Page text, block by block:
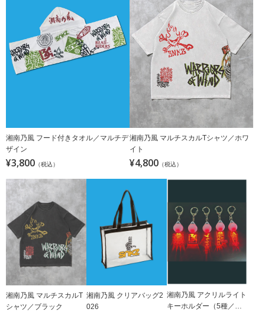
湘南乃風 フード付きタオル／マルチデ
ザイン
¥3,800 （税込）
湘南乃風 マルチスカルTシャツ／ホワ
イト
¥4,800 （税込）
湘南乃風 マルチスカルT
シャツ／ブラック
湘南乃風 クリアバッグ2
026
湘南乃風 アクリルライト
キーホルダー（5種／ラ